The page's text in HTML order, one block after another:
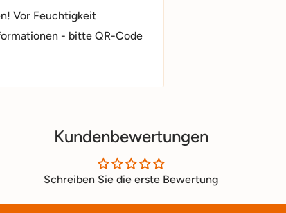
Vor Feuchtigkeit
- bitte QR-Code
Kundenbewertungen
Schreiben Sie die erste Bewertung